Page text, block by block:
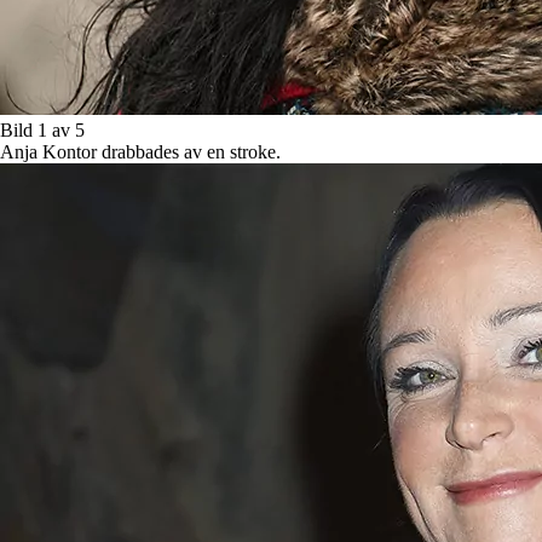
Bild 1 av 5
Anja Kontor drabbades av en stroke.